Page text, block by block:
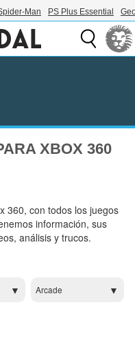
Man PS Plus Essential
XBOX 360
360, con todos los juegos
información, sus
análisis y trucos.
Arcade